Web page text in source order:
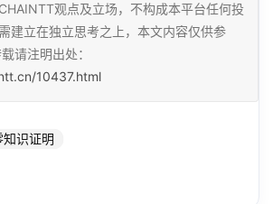
观点及立场，不构成本平台任何投
建立在独立思考之上，本文内容仅供参
请注明出处：
10437.html
知识证明